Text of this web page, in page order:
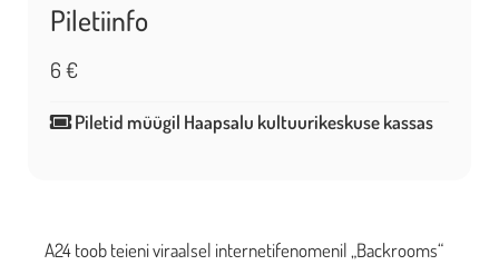
A24 toob teieni viraalsel internetifenomenil „Backrooms“
Piletiinfo
6 €
Piletid müügil Haapsalu kultuurikeskuse kassas